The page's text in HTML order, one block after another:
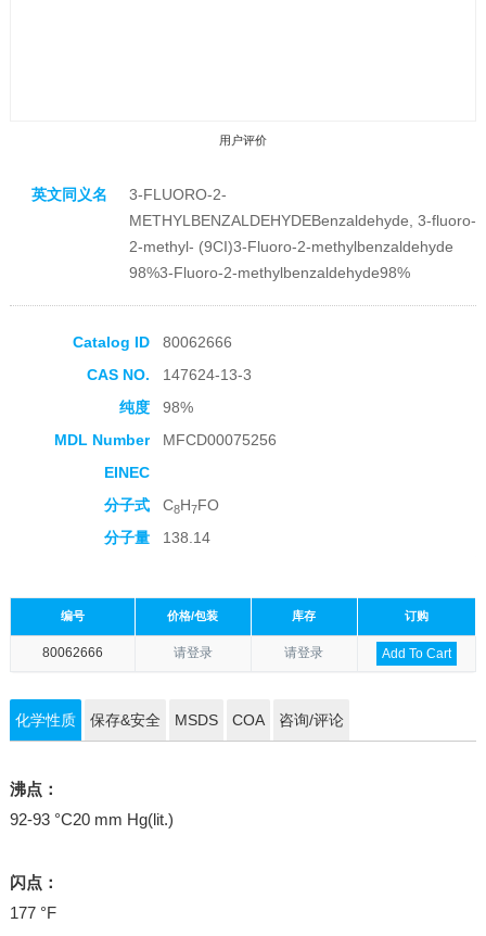
用户评价
英文同义名
3-FLUORO-2-
METHYLBENZALDEHYDEBenzaldehyde, 3-fluoro-
2-methyl- (9CI)3-Fluoro-2-methylbenzaldehyde
98%3-Fluoro-2-methylbenzaldehyde98%
Catalog ID
80062666
CAS NO.
147624-13-3
纯度
98%
MDL Number
MFCD00075256
EINEC
分子式
C8H7FO
分子量
138.14
编号 价格/包装 库存 订购
80062666 请登录 请登录 Add To Cart
化学性质 保存&安全 MSDS COA 咨询/评论
沸点：
92-93 °C20 mm Hg(lit.)
闪点：
177 °F